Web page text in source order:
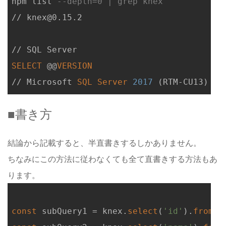
// knex@0.15.2
SELECT @@VERSION
// Microsoft SQL Server 2017 (RTM-CU13)
■書き方
結論から記載すると、半直書きするしかありません。
ちなみにこの方法に従わなくても全て直書きする方法もあ
ります。
const subQuery1 = knex. select ( 'id' ). from